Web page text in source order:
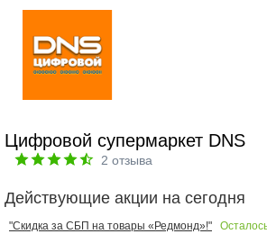
Цифровой супермаркет DNS
2 отзыва
Действующие акции на сегодня
"Скидка за СБП на товары «Редмонд»!"